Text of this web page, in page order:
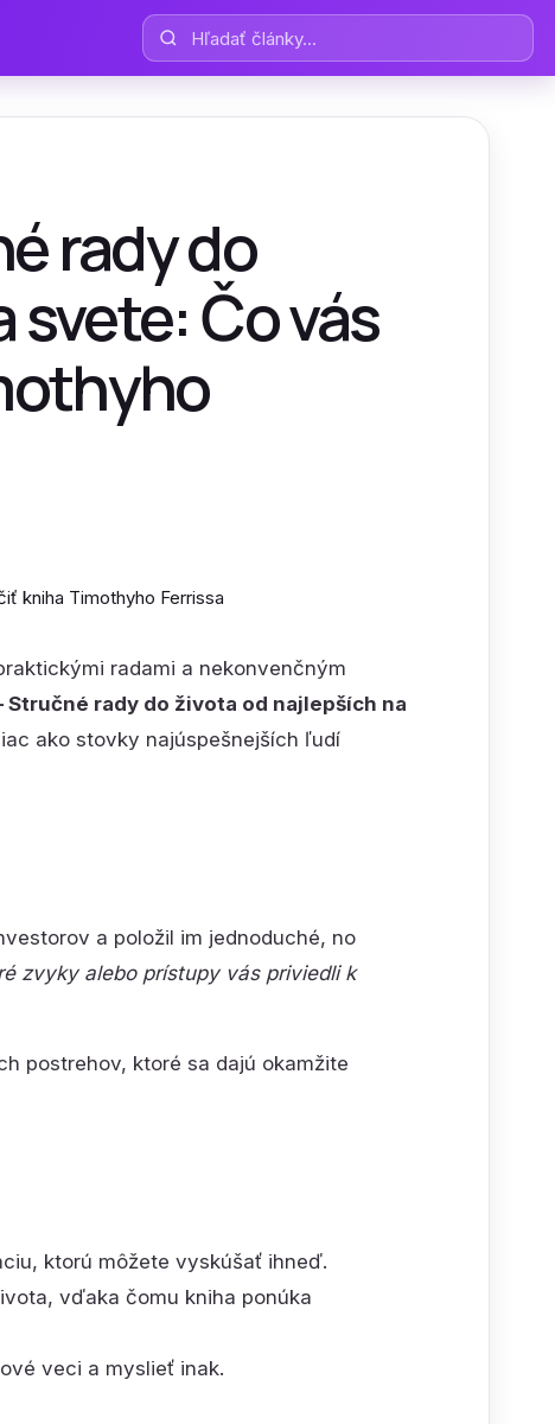
Hľadať články
rady do
Čo vás
radami a nekonvenčným
Stručné rady do života od najlepších na
ako stovky najúspešnejších ľudí
a položil im jednoduché, no
zvyky alebo prístupy vás priviedli k
postrehov, ktoré sa dajú okamžite
ktorú môžete vyskúšať ihneď.
vďaka čomu kniha ponúka
veci a myslieť inak.